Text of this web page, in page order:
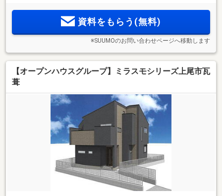
資料をもらう(無料)
※SUUMOのお問い合わせページへ移動します
【オープンハウスグループ】ミラスモシリーズ上尾市瓦
葺